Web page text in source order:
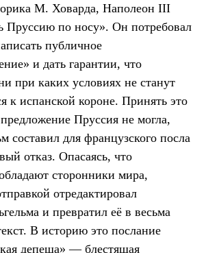
М. Ховарда, Наполеон III
Пруссию по носу». Он потребовал
публичное
и дать гарантии, что
при каких условиях не станут
к испанской короне. Принять это
Пруссия не могла,
составил для французского посла
отказ. Опасаясь, что
сторонники мира,
отредактировал
и превратил её в весьма
В историю это послание
депеша» — блестящая